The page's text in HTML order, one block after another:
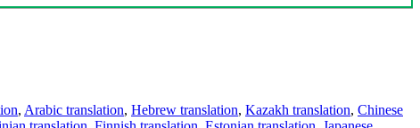
, Arabic translation, Hebrew translation, Kazakh translation, Chinese